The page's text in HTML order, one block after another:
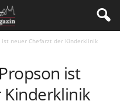
ist neuer Chefarzt der Kinderklinik
ist
Kinderklinik